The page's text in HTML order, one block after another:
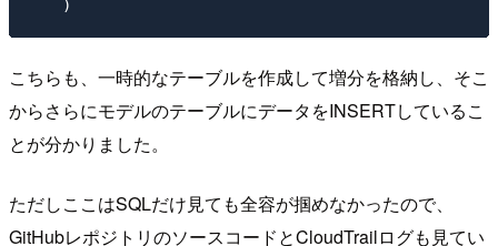
こちらも、一時的なテーブルを作成して増分を格納し、そこ
からさらにモデルのテーブルにデータをINSERTしているこ
とが分かりました。
ただしここはSQLだけ見ても全容が掴めなかったので、
GitHubレポジトリのソースコードとCloudTrailログも見てい